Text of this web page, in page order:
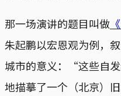
那一场演讲的题目叫做
朱起鹏以宏恩观为例，
城市的意义：“这些自
地描摹了一个（北京）